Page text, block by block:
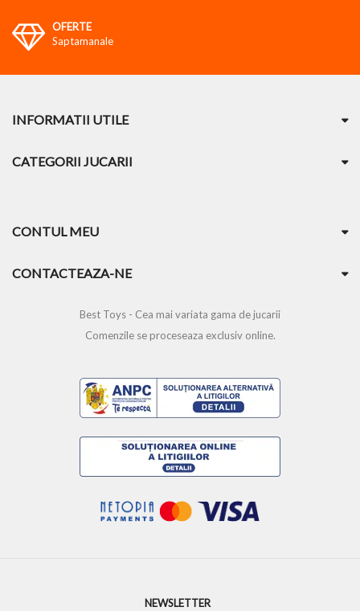
OFERTE
Saptamanale
INFORMATII UTILE
CATEGORII JUCARII
CONTUL MEU
CONTACTEAZA-NE
Best Toys - Cea mai variata gama de jucarii
Comenzile se proceseaza exclusiv online.
NEWSLETTER